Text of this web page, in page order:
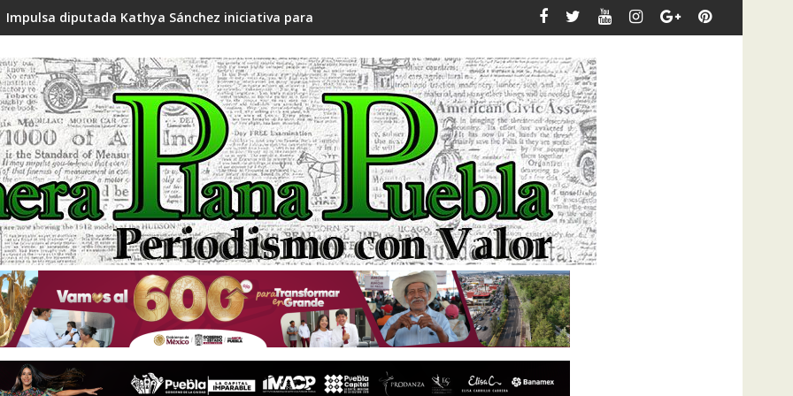
Impulsa diputada Kathya Sánchez iniciativa para fortalecer la capacitación del personal municipal en materia de derechos